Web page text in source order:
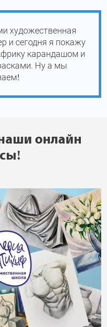
художественная
и сегодня я покажу
карандашом и
Ну а мы
онлайн